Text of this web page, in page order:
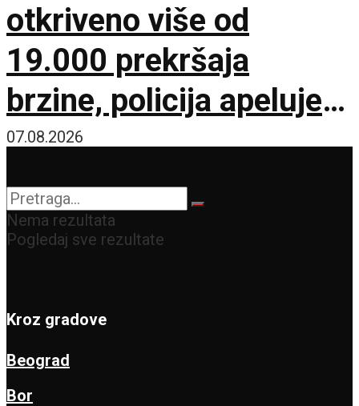
otkriveno više od
19.000 prekršaja
brzine, policija apeluje
na vozače pred burni
vikend
07.08.2026
Nema rezultata
Pogledaj sve rezultate
Kroz gradove
Beograd
Bor